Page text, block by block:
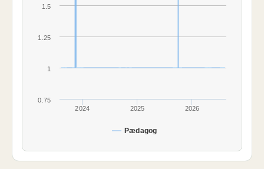
Pædagog
2024 2025 2026
1
0.75
1.25
1.5